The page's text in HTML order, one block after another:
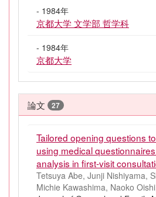
- 1984年
京都大学 文学部 哲学科
- 1984年
京都大学
論文 27
Tailored opening questions
using medical
analysis in first‐visit
Tetsuya Abe, Junji Nishiyama,
Michie Kawashima, Naoko